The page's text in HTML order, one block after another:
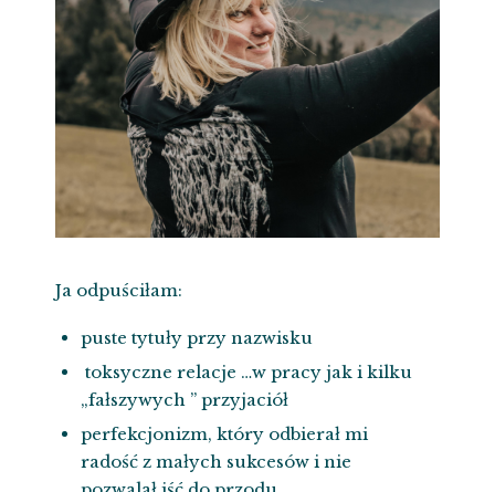
Ja odpuściłam:
puste tytuły przy nazwisku
toksyczne relacje …w pracy jak i kilku
„fałszywych ” przyjaciół
perfekcjonizm, który odbierał mi
radość z małych sukcesów i nie